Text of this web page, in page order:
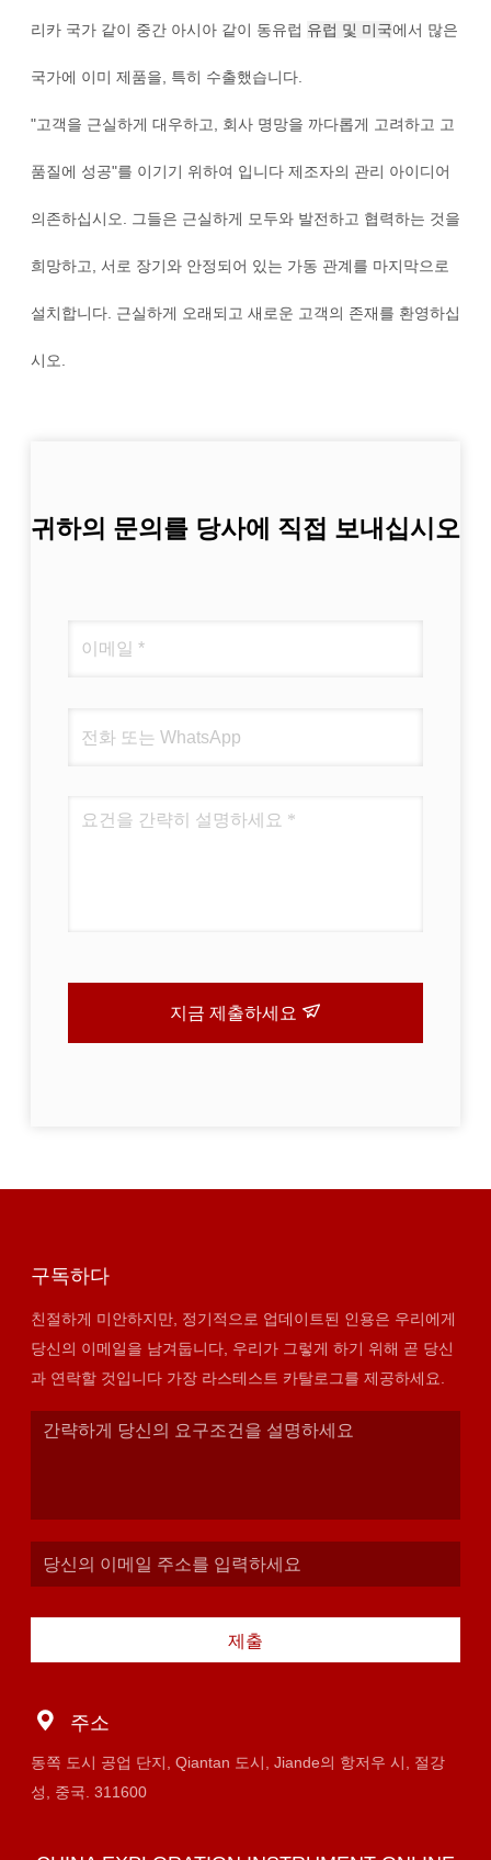
리카 국가 같이 중간 아시아 같이 동유럽 유럽 및 미국에서 많은
국가에 이미 제품을, 특히 수출했습니다.
"고객을 근실하게 대우하고, 회사 명망을 까다롭게 고려하고 고
품질에 성공"를 이기기 위하여 입니다 제조자의 관리 아이디어
의존하십시오. 그들은 근실하게 모두와 발전하고 협력하는 것을
희망하고, 서로 장기와 안정되어 있는 가동 관계를 마지막으로
설치합니다. 근실하게 오래되고 새로운 고객의 존재를 환영하십
시오.
귀하의 문의를 당사에 직접 보내십시오
지금 제출하세요
구독하다
친절하게 미안하지만, 정기적으로 업데이트된 인용은 우리에게
당신의 이메일을 남겨둡니다, 우리가 그렇게 하기 위해 곧 당신
과 연락할 것입니다 가장 라스테스트 카탈로그를 제공하세요.
제출
주소
동쪽 도시 공업 단지, Qiantan 도시, Jiande의 항저우 시, 절강
성, 중국. 311600